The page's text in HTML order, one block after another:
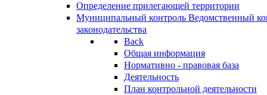
Определение прилегающей территории
Муниципальный контроль Ведомственный
законодательства
Back
Общая информация
Нормативно - правовая база
Деятельность
План контрольной деятельности